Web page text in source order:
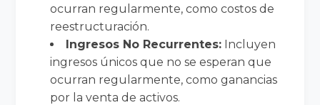
ocurran regularmente, como costos de
reestructuración.
Ingresos No Recurrentes: Incluyen
ingresos únicos que no se esperan que
ocurran regularmente, como ganancias
por la venta de activos.